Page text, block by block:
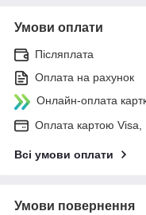
Умови оплати
Післяплата
Оплата на рахунок
Онлайн-оплата
Оплата картою
Всі умови оплати
Умови повернення